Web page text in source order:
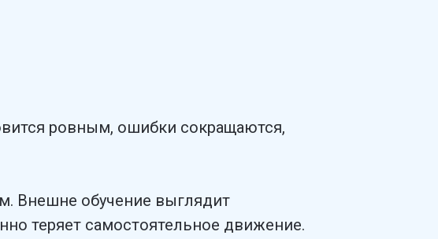
ровным, ошибки сокращаются,
Внешне обучение выглядит
теряет самостоятельное движение.